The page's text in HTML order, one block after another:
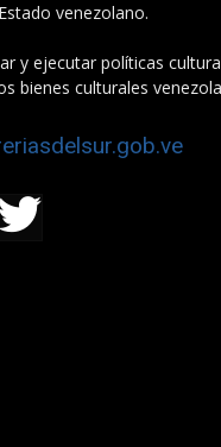
venezolano.
y ejecutar políticas
bienes culturales